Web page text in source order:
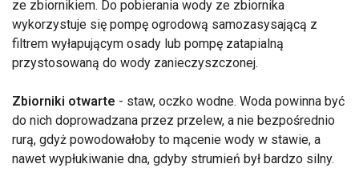
ze zbiornikiem. Do pobierania wody ze zbiornika
wykorzystuje się pompę ogrodową samozasysającą z
filtrem wyłapującym osady lub pompę zatapialną
przystosowaną do wody zanieczyszczonej.
Zbiorniki otwarte - staw, oczko wodne. Woda powinna być
do nich doprowadzana przez przelew, a nie bezpośrednio
rurą, gdyż powodowałoby to mącenie wody w stawie, a
nawet wypłukiwanie dna, gdyby strumień był bardzo silny.